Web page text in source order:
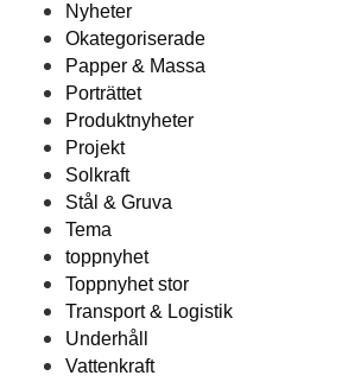
Nyheter
Okategoriserade
Papper & Massa
Porträttet
Produktnyheter
Projekt
Solkraft
Stål & Gruva
Tema
toppnyhet
Toppnyhet stor
Transport & Logistik
Underhåll
Vattenkraft